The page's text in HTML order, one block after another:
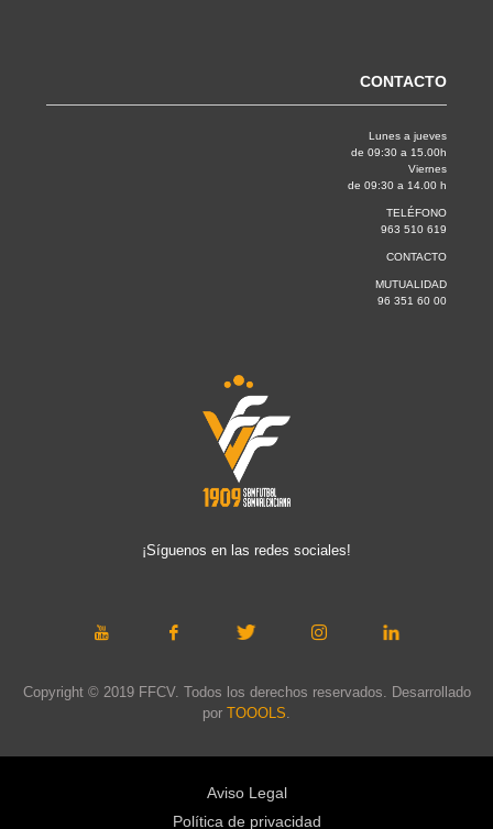
CONTACTO
Lunes a jueves
de 09:30 a 15.00h
Viernes
de 09:30 a 14.00 h
TELÉFONO
963 510 619
CONTACTO
MUTUALIDAD
96 351 60 00
¡Síguenos en las redes sociales!
Copyright © 2019 FFCV. Todos los derechos reservados. Desarrollado
por TOOOLS
Aviso Legal
Política de privacidad